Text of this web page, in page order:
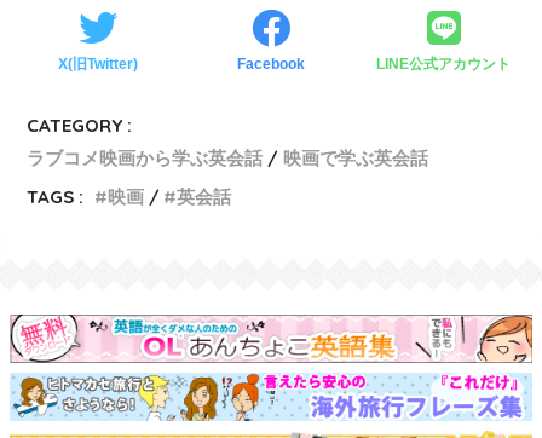
X(旧Twitter) Facebook LINE公式アカウント
CATEGORY :
ラブコメ映画から学ぶ英会話
映画で学ぶ英会話
TAGS :
映画 英会話